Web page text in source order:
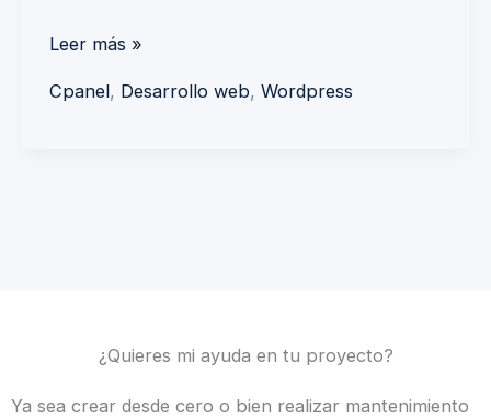
Leer más »
Cpanel, Desarrollo web, Wordpress
¿Quieres mi ayuda en tu proyecto?
Ya sea crear desde cero o bien realizar mantenimiento